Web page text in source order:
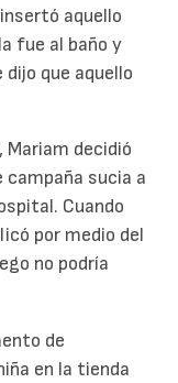
aquello
fue al baño y
que aquello
Mariam decidió
campaña sucia a
Cuando
por medio del
no podría
de
en la tienda